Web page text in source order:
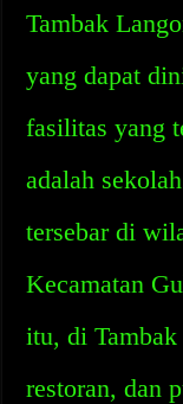
Tambak
yang dapat
fasilitas yang
adalah
tersebar di
Kecamatan
itu, di
restoran, dan